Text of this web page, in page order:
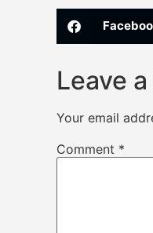
Leave
Your email
Comment *